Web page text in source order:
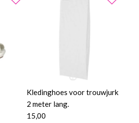
Kledinghoes voor trouwjurk
2 meter lang.
15,00